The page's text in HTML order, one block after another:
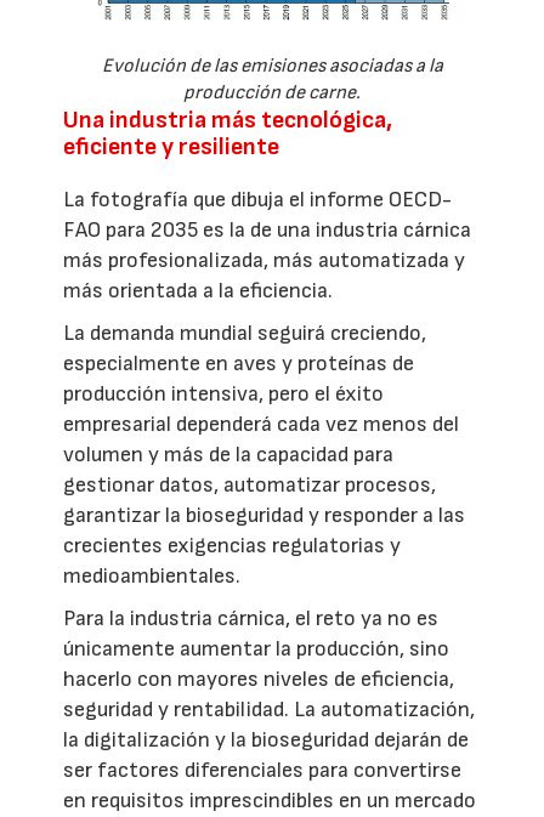
Evolución de las emisiones asociadas a la
producción de carne.
Una industria más tecnológica,
eficiente y resiliente
La fotografía que dibuja el informe OECD-
FAO para 2035 es la de una industria cárnica
más profesionalizada, más automatizada y
más orientada a la eficiencia.
La demanda mundial seguirá creciendo,
especialmente en aves y proteínas de
producción intensiva, pero el éxito
empresarial dependerá cada vez menos del
volumen y más de la capacidad para
gestionar datos, automatizar procesos,
garantizar la bioseguridad y responder a las
crecientes exigencias regulatorias y
medioambientales.
Para la industria cárnica, el reto ya no es
únicamente aumentar la producción, sino
hacerlo con mayores niveles de eficiencia,
seguridad y rentabilidad. La automatización,
la digitalización y la bioseguridad dejarán de
ser factores diferenciales para convertirse
en requisitos imprescindibles en un mercado